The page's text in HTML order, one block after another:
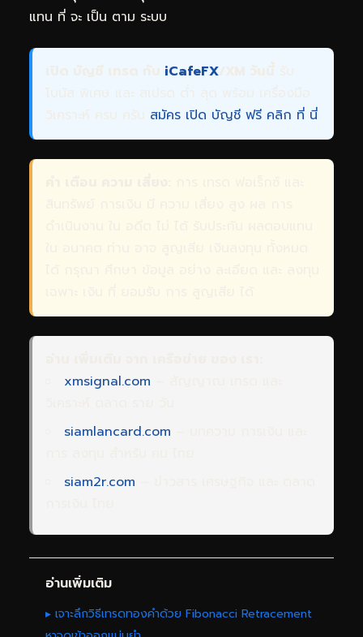
แทน ที่ จะ เป็น ตาม ระบบ
เปิด บัญชี เทรด กับ iCafeFX/XM วันนี้ รับ
โบนัส พิเศษ และ สเปรด ต่ำ สุด พร้อม เครื่องมือ
วิเคราะห์ ครบ ครัน สมัคร เปิด บัญชี ฟรี คลิก ที่ นี่
xmsignal.com
siamlancard.com
siam2r.com
อ่านเพิ่มเติม
▸ เจาะลึกวิธีเทรดทองคำด้วย Fibonacci Retracement